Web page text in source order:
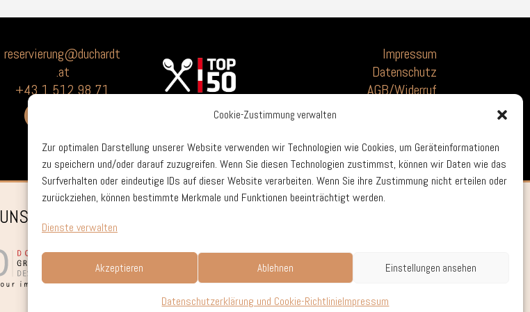
Cookie-Zustimmung verwalten
Zur optimalen Darstellung unserer Website verwenden wir Technologien wie Cookies, um Geräteinformationen
zu speichern und/oder darauf zuzugreifen. Wenn Sie diesen Technologien zustimmst, können wir Daten wie das
Surfverhalten oder eindeutige IDs auf dieser Website verarbeiten. Wenn Sie ihre Zustimmung nicht erteilen oder
zurückziehen, können bestimmte Merkmale und Funktionen beeinträchtigt werden.
Dienste verwalten
Akzeptieren Ablehnen Einstellungen ansehen
Datenschutzerklärung und Cookie-RichtlinieImpressum
reservierung@duchardt
.at
+43 1 512 98 71

Impressum
Datenschutz
AGB/Widerruf
UNSERE PARTNER